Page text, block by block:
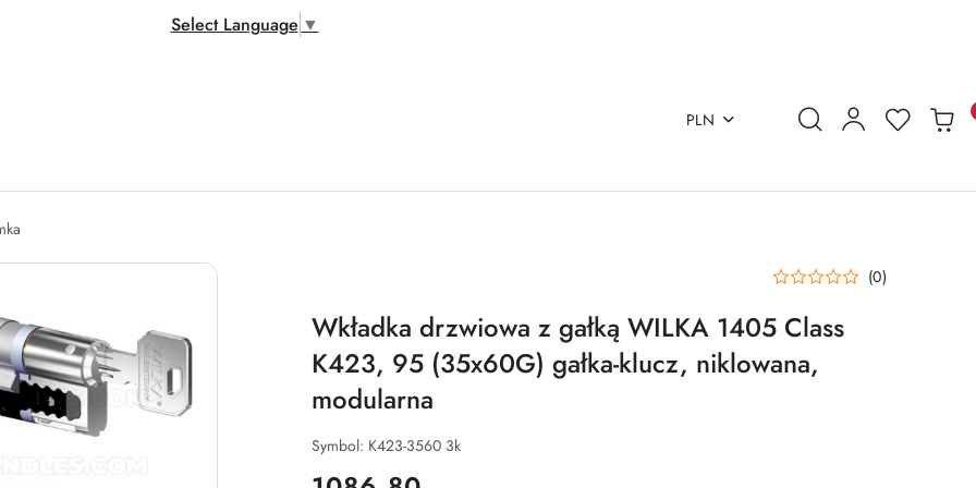
Select Language ▼
PLN
(0)
Wkładka drzwiowa z gałką WILKA 1405 Class
K423, 95 (35x60G) gałka-klucz, niklowana,
modularna
Symbol: K423-3560 3k